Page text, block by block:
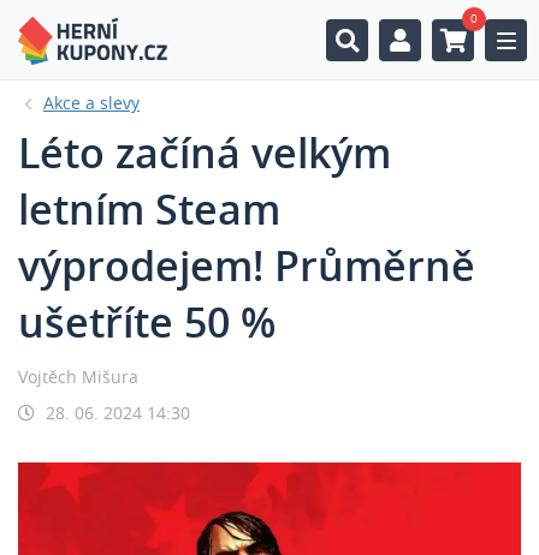
0
Akce a slevy
Léto začíná velkým
letním Steam
výprodejem! Průměrně
ušetříte 50 %
Vojtěch Mišura
28. 06. 2024 14:30